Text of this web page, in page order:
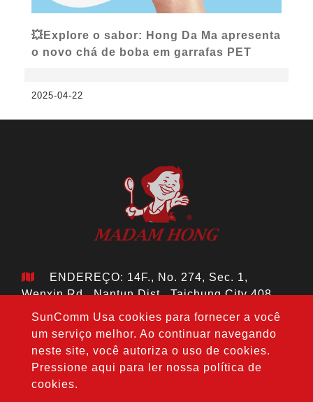
💥Explore o sabor: Hong Da Ma apresenta
o novo chá de boba em garrafas PET
2025-04-22
SunComm Usa cookies para fornecer a você
um serviço melhor. Ao continuar navegando
neste site, você autoriza o uso de cookies.
Pressione aqui para ler nossa política de
cookies.
ENDEREÇO: 14F., No. 274, Sec. 1,
Wenxin Rd., Nantun Dist., Taichung City 408,
Taiwan
TEL：
+886-4-24728687
FAX： +886-4-24728688
E-MAIL:
jouho.hdm@gmail.com